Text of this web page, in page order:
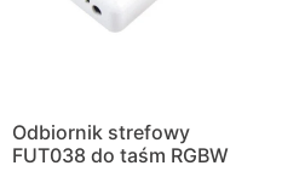
Odbiornik strefowy
FUT038 do taśm RGBW